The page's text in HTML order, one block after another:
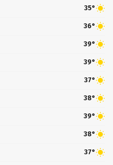
35°
36°
39°
39°
37°
38°
39°
38°
37°